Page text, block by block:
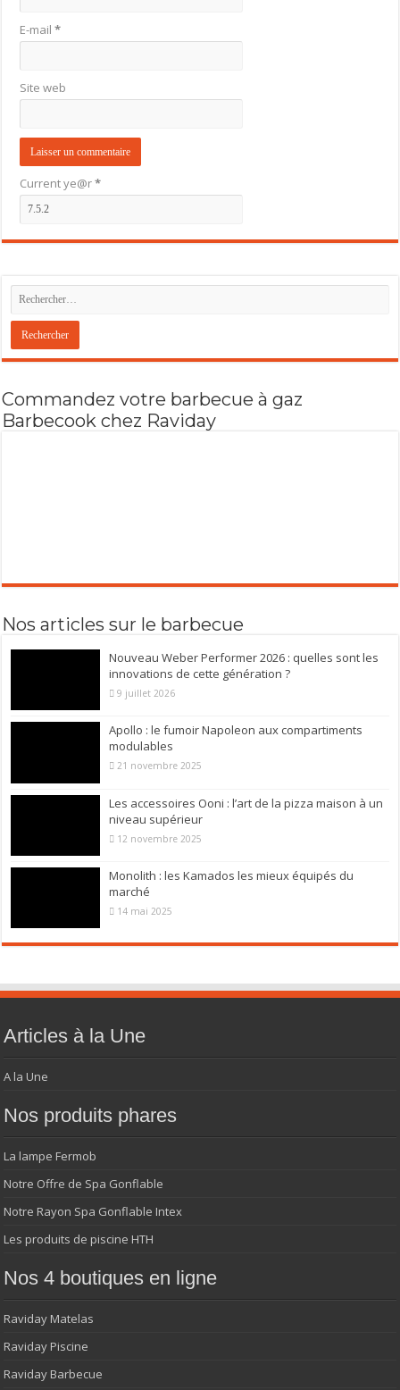
E-mail*
Site web
Current ye@r*
Commandez votre barbecue à gaz
Barbecook chez Raviday
Nos articles sur le barbecue
Nouveau Weber Performer 2026 : quelles sont les
innovations de cette génération ?
9 juillet 2026
Apollo : le fumoir Napoleon aux compartiments
modulables
21 novembre 2025
Les accessoires Ooni : l’art de la pizza maison à un
niveau supérieur
12 novembre 2025
Monolith : les Kamados les mieux équipés du
marché
14 mai 2025
Articles à la Une
A la Une
Nos produits phares
La lampe Fermob
Notre Offre de Spa Gonflable
Notre Rayon Spa Gonflable Intex
Les produits de piscine HTH
Nos 4 boutiques en ligne
Raviday Matelas
Raviday Piscine
Raviday Barbecue